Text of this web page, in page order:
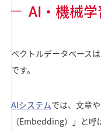
AI・機械
ベクトルデータベース
です。
AIシステムでは、文章
（Embedding）」と